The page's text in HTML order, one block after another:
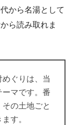
から名湯として
ら読み取れま
めぐりは、当
ーマです。番
の土地ごと
す。